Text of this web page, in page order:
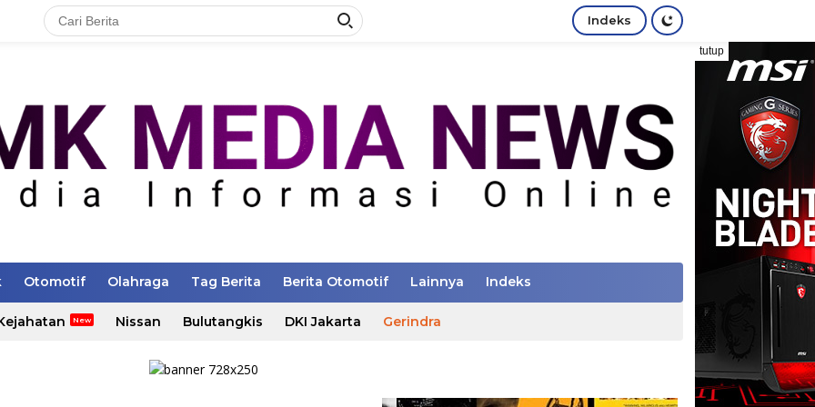
Indeks
tutup
Otomotif Olahraga Tag Berita Berita Otomotif Lainnya Indeks
Nissan Bulutangkis DKI Jakarta Gerindra